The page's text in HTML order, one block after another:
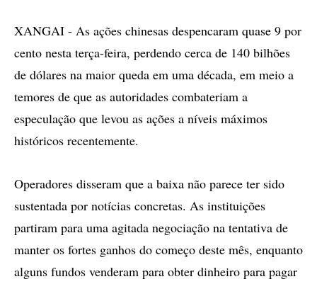
XANGAI - As ações chinesas despencaram quase 9 por
cento nesta terça-feira, perdendo cerca de 140 bilhões
de dólares na maior queda em uma década, em meio a
temores de que as autoridades combateriam a
especulação que levou as ações a níveis máximos
históricos recentemente.
Operadores disseram que a baixa não parece ter sido
sustentada por notícias concretas. As instituições
partiram para uma agitada negociação na tentativa de
manter os fortes ganhos do começo deste mês, enquanto
alguns fundos venderam para obter dinheiro para pagar